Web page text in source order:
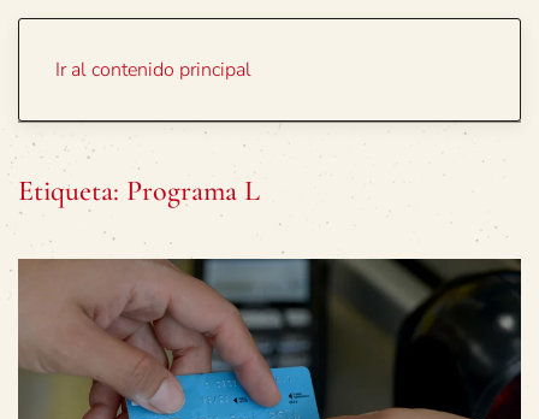
Ir al contenido principal
Etiqueta: Programa L